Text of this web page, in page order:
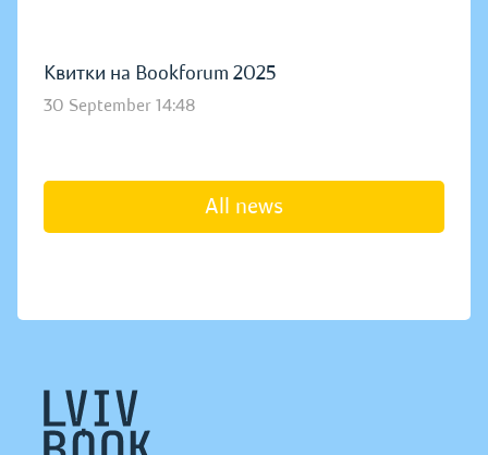
Квитки на Bookforum 2025
30 September 14:48
All news